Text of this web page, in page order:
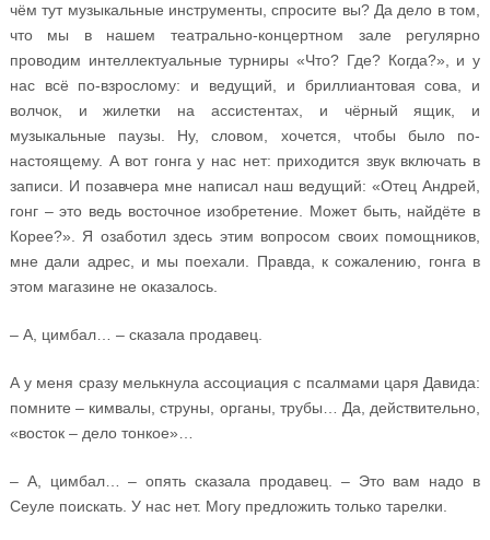
чём тут музыкальные инструменты, спросите вы? Да дело в том,
что мы в нашем театрально-концертном зале регулярно
проводим интеллектуальные турниры «Что? Где? Когда?», и у
нас всё по-взрослому: и ведущий, и бриллиантовая сова, и
волчок, и жилетки на ассистентах, и чёрный ящик, и
музыкальные паузы. Ну, словом, хочется, чтобы было по-
настоящему. А вот гонга у нас нет: приходится звук включать в
записи. И позавчера мне написал наш ведущий: «Отец Андрей,
гонг – это ведь восточное изобретение. Может быть, найдёте в
Корее?». Я озаботил здесь этим вопросом своих помощников,
мне дали адрес, и мы поехали. Правда, к сожалению, гонга в
этом магазине не оказалось.
– А, цимбал… – сказала продавец.
А у меня сразу мелькнула ассоциация с псалмами царя Давида:
помните – кимвалы, струны, органы, трубы… Да, действительно,
«восток – дело тонкое»…
– А, цимбал… – опять сказала продавец. – Это вам надо в
Сеуле поискать. У нас нет. Могу предложить только тарелки.